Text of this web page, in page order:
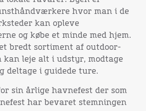
hvor man i de
kan opleve
og købe et minde med hjem.
bredt sortiment af outdoor-
kan leje alt i udstyr, modtage
deltage i guidede ture.
sin årlige havnefest der som
har bevaret stemningen